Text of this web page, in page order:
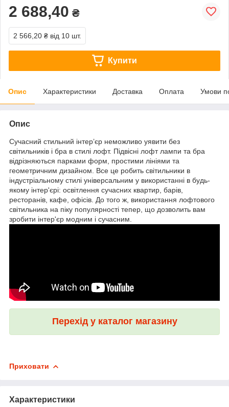
2 688,40 ₴
2 566,20 ₴ від 10 шт.
Купити
Опис Характеристики Доставка Оплата Умови
Опис
Сучасний стильний інтер’єр неможливо уявити без
світильників і бра в стилі лофт. Підвісні лофт лампи та бра
відрізняються парками форм, простими лініями та
геометричним дизайном. Все це робить світильники в
індустріальному стилі універсальним у використанні в будь-
якому інтер'єрі: освітлення сучасних квартир, барів,
ресторанів, кафе, офісів. До того ж, використання лофтового
світильника на піку популярності тепер, що дозволить вам
зробити інтер'єр модним і сучасним.
Перехід у каталог магазину
Приховати
Характеристики